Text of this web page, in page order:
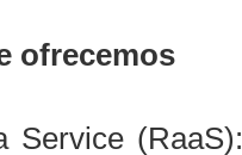
ofrecemos
Service